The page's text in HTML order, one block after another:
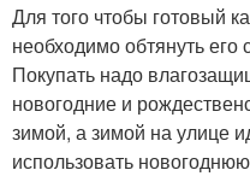
Для того чтобы готовый
необходимо обтянуть его
Покупать надо
новогодние и
зимой, а зимой на улице
использовать